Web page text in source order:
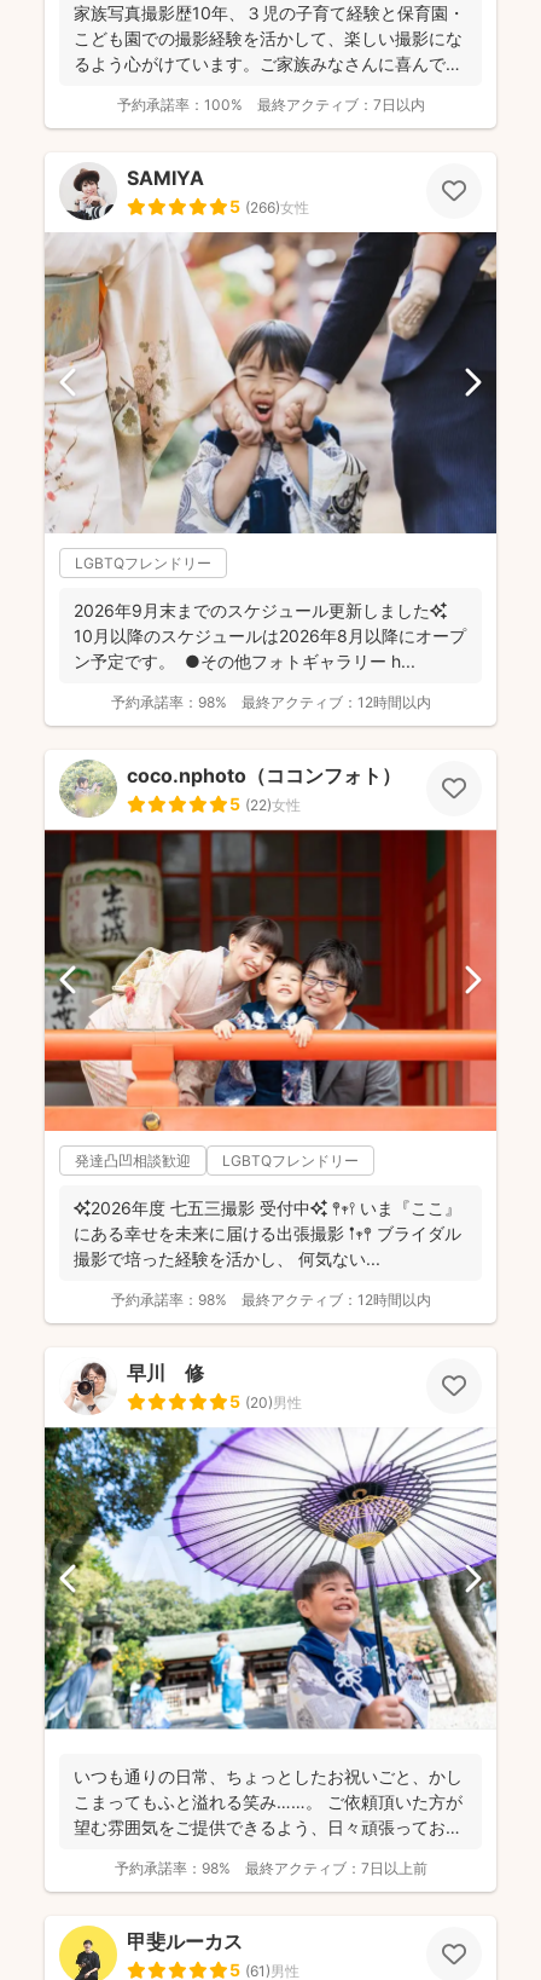
家族写真撮影歴10年、３児の子育て経験と保育園・
こども園での撮影経験を活かして、楽しい撮影にな
るよう心がけています。ご家族みなさんに喜んでい
予約承諾率： 100% 最終アクティブ： 7日以内
SAMIYA
5 (266)女性
LGBTQフレンドリー
2026年9月末までのスケジュール更新しました✨
10月以降のスケジュールは2026年8月以降にオープ
ン予定です。 ●その他フォトギャラリー h...
予約承諾率： 98% 最終アクティブ： 12時間以内
coco.nphoto（ココンフォト）
5 (22)女性
発達凸凹相談歓迎 LGBTQフレンドリー
✨2026年度 七五三撮影 受付中✨ 𖤣𖥧𖥣 いま『ここ』
にある幸せを未来に届ける出張撮影 𖡡𖥧𖤣 ブライダル
撮影で培った経験を活かし、 何気ない...
予約承諾率： 98% 最終アクティブ： 12時間以内
早川 修
5 (20)男性
いつも通りの日常、ちょっとしたお祝いごと、かし
こまってもふと溢れる笑み……。 ご依頼頂いた方が
望む雰囲気をご提供できるよう、日々頑張っており
予約承諾率： 98% 最終アクティブ： 7日以上前
甲斐ルーカス
5 (61)男性